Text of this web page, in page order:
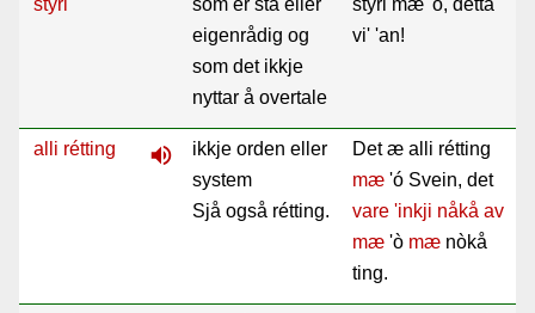
stýri
som er sta eller
eigenrådig og
som det ikkje
nyttar å overtale
stýri mæ 'ó, detta
vi' 'an!
alli rétting volume_up
ikkje orden eller
system
Sjå også rétting.
Det æ alli rétting
mæ 'ó Svein, det
vare 'inkji nåkå av
mæ 'ò mæ nòkå
ting.